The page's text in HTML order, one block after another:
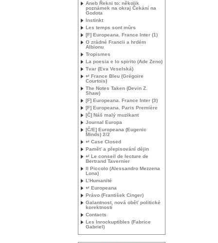
Aneb Řekni to: několik
poznámek na okraj Čekání na
Godota
Instinkt
Les temps sont mûrs
[F] Europeana. France Inter (1)
O zrádné Francii a hrdém
Albionu
Tropismes
La poesia e lo spirito (Ade Zeno)
Tvar (Eva Veselská)
↵ France Bleu (Grégoire
Courtois)
The Notes Taken (Devin Z.
Shaw)
[F] Europeana. France Inter (3)
[F] Europeana. Paris Première
[Č] Náš malý muzikant
Journal Europa
[Č/E] Europeana (Eugenic
Minds) 2/2
↵ Case Closed
Paměť a přepisování dějin
↵ Le conseil de lecture de
Bertrand Tavernier
Il Piccolo (Alessandro Mezzena
Lona)
L’Humanité
↵ Europeana
Právo (František Cinger)
Galantnost, nová oběť politické
korektnosti
Contacts
Les Inrockuptibles (Fabrice
Gabriel)